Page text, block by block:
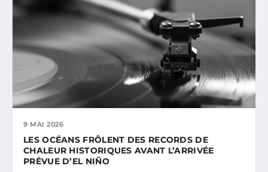
9 MAI 2026
LES OCÉANS FRÔLENT DES RECORDS DE
CHALEUR HISTORIQUES AVANT L’ARRIVÉE
PRÉVUE D’EL NIÑO